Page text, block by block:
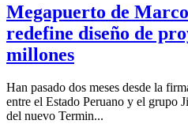
Megapuerto de
redefine diseño de
millones
Han pasado dos meses desde la
entre el Estado Peruano y el grupo
del nuevo Termin...